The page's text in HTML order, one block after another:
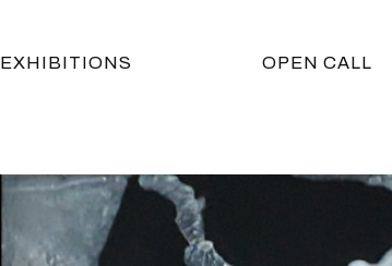
EXHIBITIONS OPEN CALL